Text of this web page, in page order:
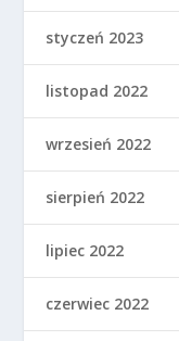
styczeń 2023
listopad 2022
wrzesień 2022
sierpień 2022
lipiec 2022
czerwiec 2022